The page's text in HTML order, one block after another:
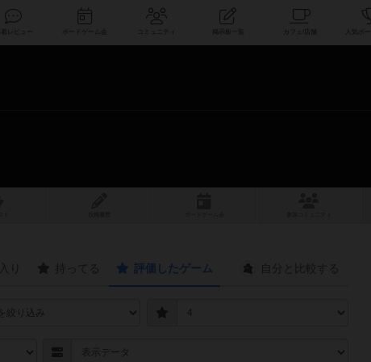
コミュニティ
評価したゲーム